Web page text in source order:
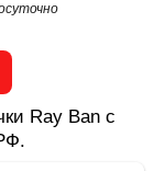
Ray Ban с